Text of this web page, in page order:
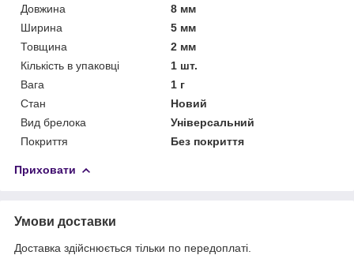
Довжина
8 мм
Ширина
5 мм
Товщина
2 мм
Кількість в упаковці
1 шт.
Вага
1 г
Стан
Новий
Вид брелока
Універсальний
Покриття
Без покриття
Приховати
Умови доставки
Доставка здійснюється тільки по передоплаті.